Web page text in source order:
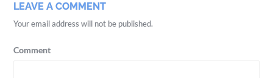
LEAVE A COMMENT
Your email address will not be published.
Comment